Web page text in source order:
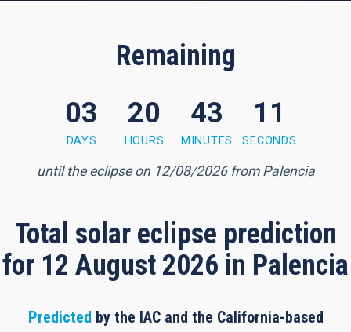
Remaining
9 seconds
03
DAYS
20
HOURS
43
MINUTES
10
SECONDS
until the eclipse on 12/08/2026 from Palencia
Total solar eclipse prediction
for 12 August 2026 in Palencia
Predicted by the IAC and the California-based